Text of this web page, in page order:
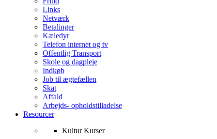
Links
Netværk
Betalinger
Kæledyr
Telefon internet og tv
Offentlig Transport
Skole og dagpleje
Indkøb
Job til ægtefællen
Skat
Affald
Arbejds- opholdstilladelse
Resourcer
Kultur Kurser